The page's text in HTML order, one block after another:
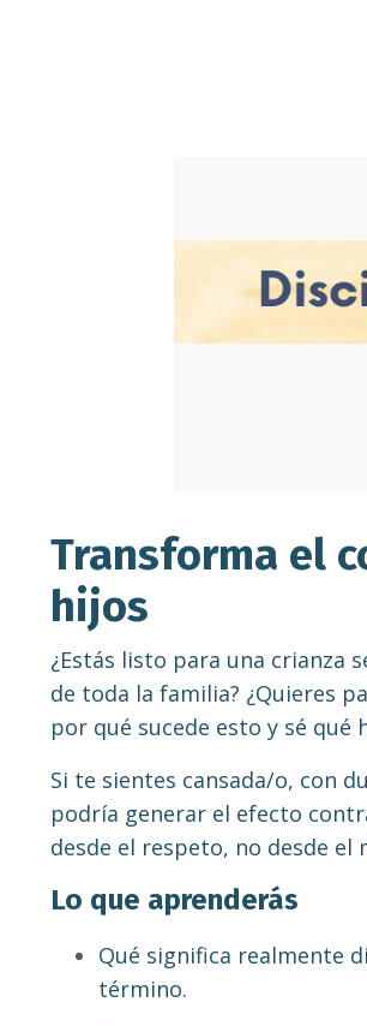
Transforma el
hijos
¿Estás listo para una crianza
de toda la familia? ¿Quieres
por qué sucede esto y sé qué
Si te sientes cansada/o, con
podría generar el efecto
desde el respeto, no desde el
Lo que aprenderás
Qué significa realmente
término.